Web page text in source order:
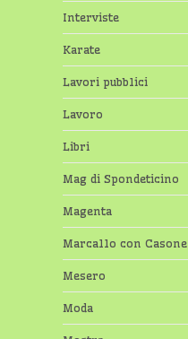
Interviste
Karate
Lavori pubblici
Lavoro
Libri
Mag di Spondeticino
Magenta
Marcallo con Casone
Mesero
Moda